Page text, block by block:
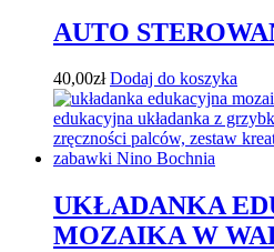
AUTO
40,00zł Dodaj do koszyka
UKŁADANKA
MOZAIKA W